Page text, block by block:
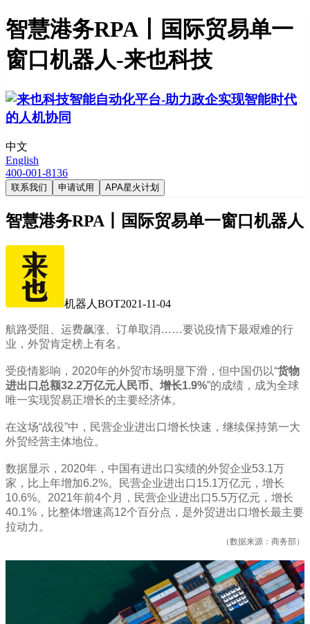
智慧港务RPA丨国际贸易单一
窗口机器人-来也科技
中文
English
400-001-8136
联系我们 申请试用 APA星火计划
智慧港务RPA丨国际贸易单一窗口机器人
机器人BOT2021-11-04
航路受阻、运费飙涨、订单取消……要说疫情下最艰难的行
业，外贸肯定榜上有名。
受疫情影响，2020年的外贸市场明显下滑，但中国仍以“货物
进出口总额32.2万亿元人民币、增长1.9%”的成绩，成为全球
唯一实现贸易正增长的主要经济体。
在这场“战役”中，民营企业进出口增长快速，继续保持第一大
外贸经营主体地位。
数据显示，2020年，中国有进出口实绩的外贸企业53.1万
家，比上年增加6.2%。民营企业进出口15.1万亿元，增长
10.6%。2021年前4个月，民营企业进出口5.5万亿元，增长
40.1%，比整体增速高12个百分点，是外贸进出口增长最主要
拉动力。
（数据来源：商务部）